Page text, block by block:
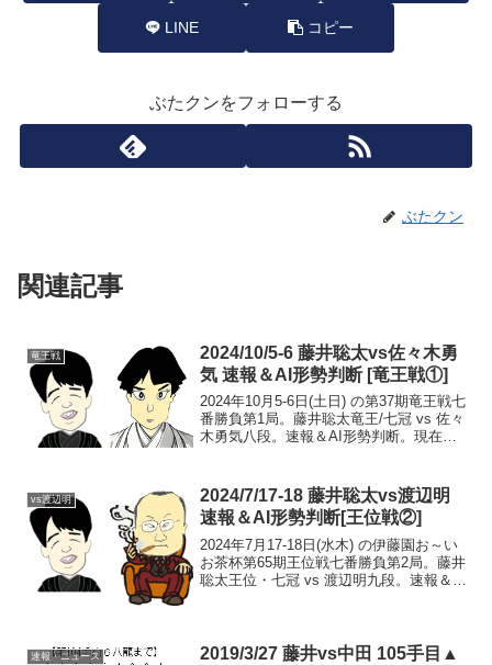
LINE コピー
ぶたクンをフォローする
ぶたクン
関連記事
竜王戦
2024/10/5-6 藤井聡太vs佐々木勇
気 速報＆AI形勢判断 [竜王戦①]
2024年10月5-6日(土日) の第37期竜王戦七
番勝負第1局。藤井聡太竜王/七冠 vs 佐々
木勇気八段。速報＆AI形勢判断。現在の
井1-0佐々木勇）。第2局は...
vs渡辺明
2024/7/17-18 藤井聡太vs渡辺明
速報＆AI形勢判断[王位戦②]
2024年7月17-18日(水木) の伊藤園お～い
お茶杯第65期王位戦七番勝負第2局。藤井
聡太王位・七冠 vs 渡辺明九段。速報＆AI
速報・ニュース
2019/3/27 藤井vs中田 105手目▲